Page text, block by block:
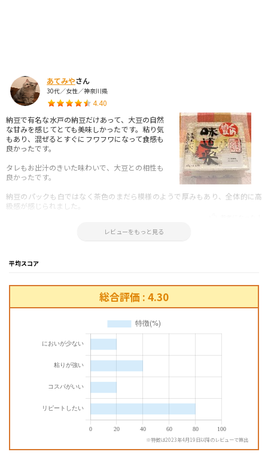
あてみやさん
30代／女性／神奈川県
4.40
納豆で有名な水戸の納豆だけあって、大豆の自然
な甘みを感じてとても美味しかったです。粘り気
もあり、混ぜるとすぐにフワフワになって食感も
良かったです。
タレもお出汁のきいた味わいで、大豆との相性も
良かったです。
納豆のパックも白ではなく茶色のまだら模様のようで厚みもあり、全体的に高
級感が感じられました。
レビューをもっと見る
平均スコア
総合評価 : 4.30
※特徴は2023年4月19日以降のレビューで算出